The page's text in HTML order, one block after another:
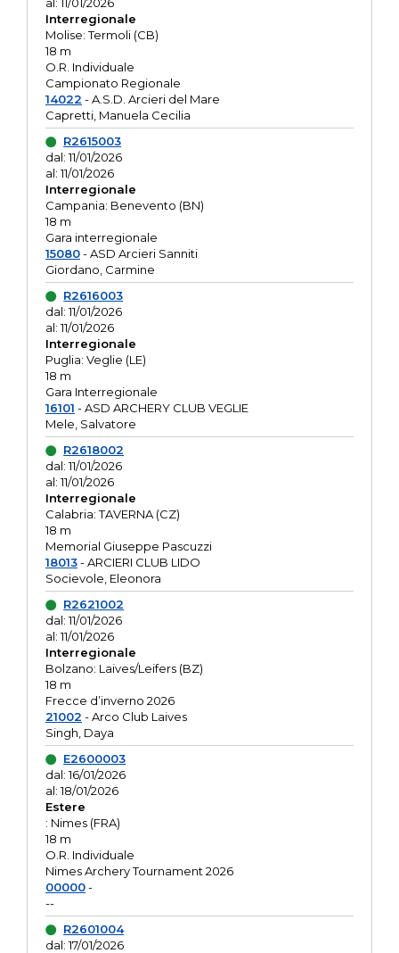
Interregionale
Molise: Termoli (CB)
18 m
O.R. Individuale
Campionato Regionale
14022 - A.S.D. Arcieri del Mare
Capretti, Manuela Cecilia
R2615003
dal: 11/01/2026
al: 11/01/2026
Interregionale
Campania: Benevento (BN)
18 m
Gara interregionale
15080- ASD Arcieri Sanniti
Giordano, Carmine
R2616003
dal: 11/01/2026
al: 11/01/2026
Interregionale
Puglia: Veglie (LE)
18 m
Gara Interregionale
16101 - ASD ARCHERY CLUB VEGLIE
Mele, Salvatore
R2618002
dal: 11/01/2026
al: 11/01/2026
Interregionale
Calabria: TAVERNA (CZ)
18 m
Memorial Giuseppe Pascuzzi
18013- ARCIERI CLUB LIDO
Socievole, Eleonora
R2621002
dal: 11/01/2026
al: 11/01/2026
Interregionale
Bolzano: Laives/Leifers (BZ)
18 m
Frecce d’inverno 2026
21002 - Arco Club Laives
Singh, Daya
E2600003
dal: 16/01/2026
al: 18/01/2026
Estere
: Nimes (FRA)
18 m
O.R. Individuale
Nimes Archery Tournament 2026
00000-
--
R2601004
dal: 17/01/2026